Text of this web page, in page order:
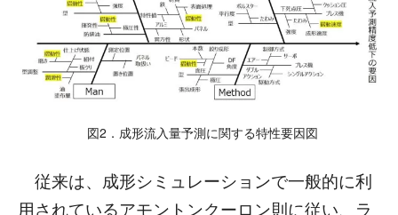
図2．成形流入量予測に関する特性要因図
従来は、成形シミュレーションで一般的に利
用されているアモントンクーロン則に従い、ラ